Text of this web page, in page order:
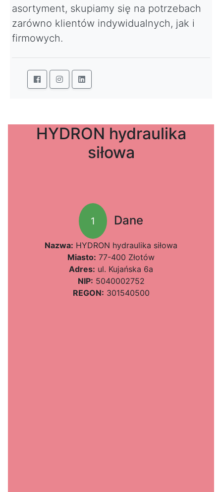
asortyment, skupiamy się na potrzebach
zarówno klientów indywidualnych, jak i
firmowych.
HYDRON hydraulika
siłowa
1 Dane
Nazwa: HYDRON hydraulika siłowa
Miasto: 77-400 Złotów
Adres: ul. Kujańska 6a
NIP: 5040002752
REGON: 301540500